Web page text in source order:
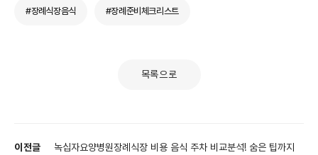
#장례식장음식 #장례준비체크리스트
목록으로
이전글 녹십자요양병원장례식장 비용 음식 주차 비교분석! 숨은 팁까지